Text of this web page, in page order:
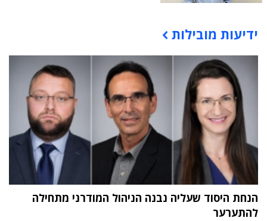
תוכן פרסומי
ידיעות מובילות
הנחת היסוד שעליה נבנה הניהול המודרני מתחילה
להתערער